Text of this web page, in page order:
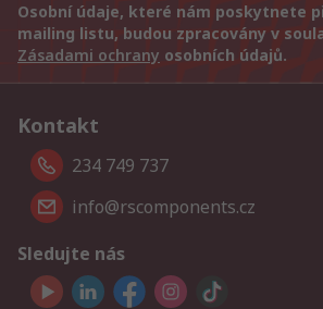
Osobní údaje, které nám poskytnete
mailing listu, budou zpracovány v
Zásadami ochrany osobních údajů.
Kontakt
234 749 737
info@rscomponents.cz
Sledujte nás